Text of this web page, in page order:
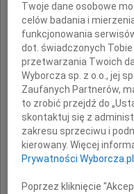
Twoje dane osobowe
celów badania i
funkcjonowania
dot. świadczonych
przetwarzania Twoich
Wyborcza sp. z o.o., jej
Zaufanych Partnerów,
to zrobić przejdź do
skontaktuj się z
zakresu sprzeciwu i
kierowany. Więcej
Prywatności Wyborcza.pl
Poprzez kliknięcie